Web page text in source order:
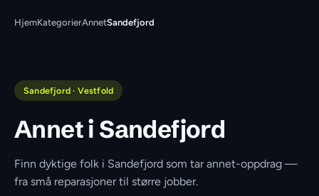
HjemKategorierAnnetSandefjord
Sandefjord · Vestfold
Annet i Sandefjord
Finn dyktige folk i Sandefjord som tar annet-oppdrag —
fra små reparasjoner til større jobber.